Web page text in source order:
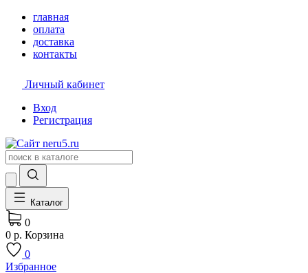
главная
оплата
доставка
контакты
Личный кабинет
Вход
Регистрация
Каталог
0
0 р. Корзина
0
Избранное